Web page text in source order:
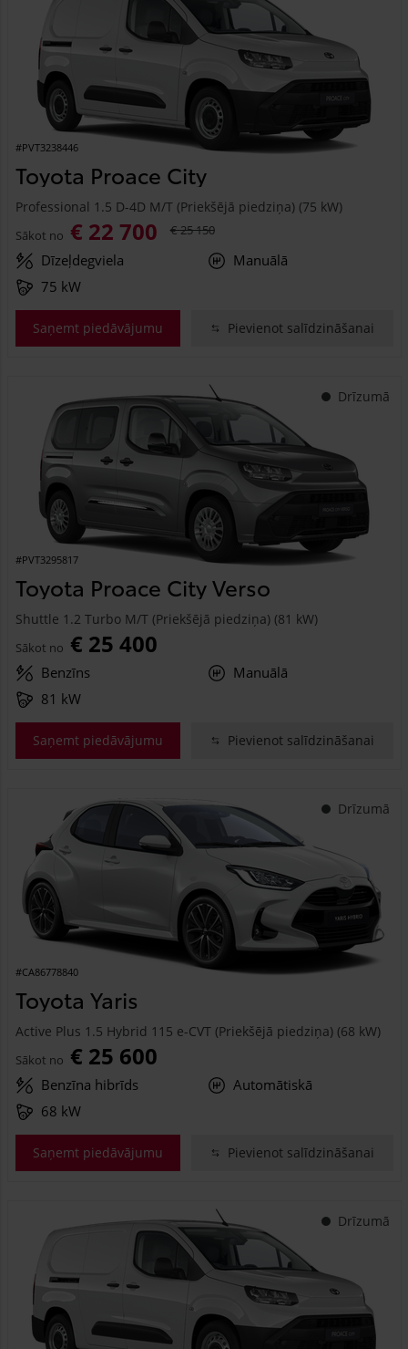
#PVT3238446
Toyota Proace City
Professional 1.5 D-4D M/T (Priekšējā piedziņa) (75 kW)
Sākot no € 22 700 € 25 150
Dīzeļdegviela
Manuālā
75 kW
Saņemt piedāvājumu Pievienot salīdzināšanai
Drīzumā
#PVT3295817
Toyota Proace City Verso
Shuttle 1.2 Turbo M/T (Priekšējā piedziņa) (81 kW)
Sākot no € 25 400
Benzīns
Manuālā
81 kW
Saņemt piedāvājumu Pievienot salīdzināšanai
Drīzumā
#CA86778840
Toyota Yaris
Active Plus 1.5 Hybrid 115 e-CVT (Priekšējā piedziņa) (68 kW)
Sākot no € 25 600
Benzīna hibrīds
Automātiskā
68 kW
Saņemt piedāvājumu Pievienot salīdzināšanai
Drīzumā